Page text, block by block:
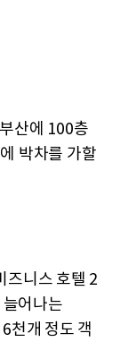
산에 100층
박차를 가할
즈니스 호텔 2
어나는
천개 정도 객